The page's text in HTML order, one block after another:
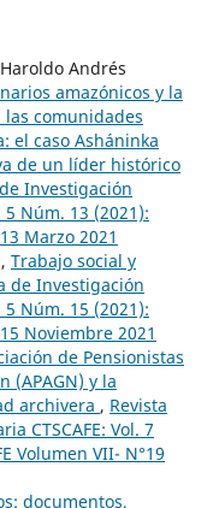
Andrés
amazónicos y la
comunidades
el caso Asháninka
de un líder histórico
Investigación
5 Núm. 13 (2021):
Marzo 2021
Trabajo social y
de Investigación
5 Núm. 15 (2021):
Noviembre 2021
de Pensionistas
(APAGN) y la
archivera , Revista
CTSCAFE: Vol. 7
Volumen VII- N°19
documentos,